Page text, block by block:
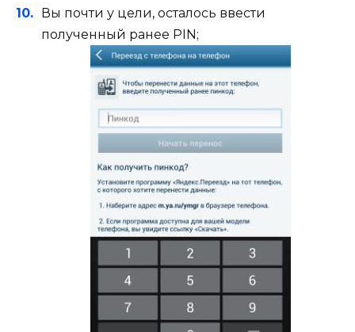
Вы почти у цели, осталось ввести
полученный ранее PIN;